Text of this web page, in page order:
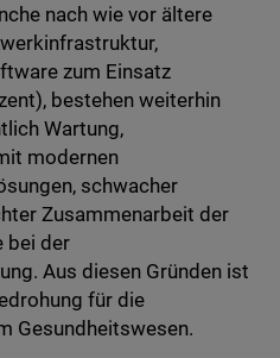
nach wie vor ältere
zum Einsatz
bestehen weiterhin
Wartung,
modernen
schwacher
Zusammenarbeit der
bei der
Aus diesen Gründen ist
für die
Gesundheitswesen.